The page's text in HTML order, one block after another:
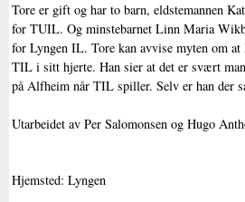
Tore er gift og har to barn, eldstemannen
for TUIL. Og minstebarnet Linn Maria
for Lyngen IL. Tore kan avvise myten om
TIL i sitt hjerte. Han sier at det er svært
på Alfheim når TIL spiller. Selv er han der
Utarbeidet av Per Salomonsen og Hugo
Hjemsted: Lyngen